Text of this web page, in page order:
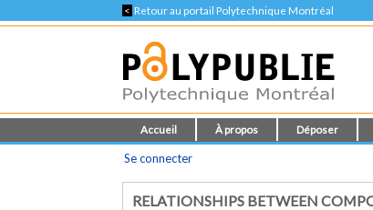
< Retour au portail Polytechnique Montréal
Accueil À propos Déposer
Se connecter
RELATIONSHIPS BETWEEN